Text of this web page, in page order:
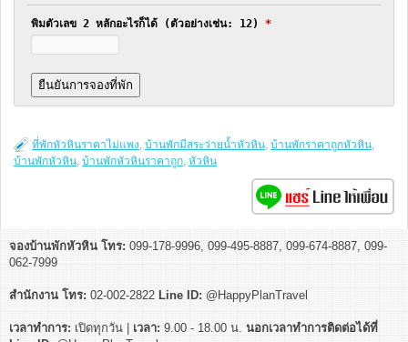
พิมตัวเลข 2 หลักอะไรก็ได้ (ตัวอย่างเช่น: 12) *
ที่พักหัวหินราคาไม่แพง, บ้านพักมีสระว่ายน้ำหัวหิน, บ้านพักราคาถูกหัวหิน,
บ้านพักหัวหิน, บ้านพักหัวหินราคาถูก, หัวหิน
จองบ้านพักหัวหิน โทร: 099-178-9996, 099-495-8887, 099-674-8887, 099-
062-7999
สำนักงาน โทร: 02-002-2822 Line ID: @HappyPlanTravel
เวลาทำการ: เปิดทุกวัน | เวลา: 9.00 - 18.00 น. นอกเวลาทำการติดต่อได้ที่